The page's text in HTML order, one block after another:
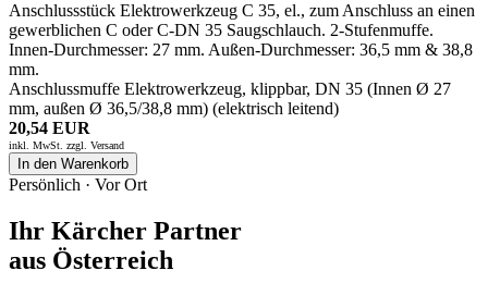
Anschlussstück Elektrowerkzeug C 35, el., zum Anschluss an einen
gewerblichen C oder C-DN 35 Saugschlauch. 2-Stufenmuffe.
Innen-Durchmesser: 27 mm. Außen-Durchmesser: 36,5 mm & 38,8
mm.
Anschlussmuffe Elektrowerkzeug, klippbar, DN 35 (Innen Ø 27
mm, außen Ø 36,5/38,8 mm) (elektrisch leitend)
20,54 EUR
inkl. MwSt. zzgl. Versand
In den Warenkorb
Persönlich · Vor Ort
Ihr Kärcher Partner
aus Österreich